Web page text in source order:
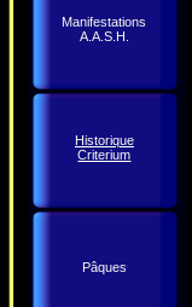
Manifestations
A.A.S.H.
Historique
Criterium
Pâques